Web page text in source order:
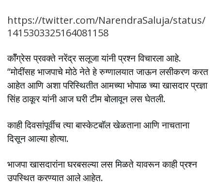
https://twitter.com/NarendraSaluja/status/
1415303325164081158
कॉँग्रेस प्रवक्ते नरेंद्र सलूजा यांनी प्रश्न विचारला आहे.
“मोदींसह भाजपाचे मोठे नेते हे रुग्णालयात जाऊन लसीकरण करत
आहेत आणि अशा परिस्थितीत आमच्या भोपाळ च्या खासदार प्रज्ञा
सिंह ठाकूर यांनी आज घरी टीम बोलावून लस घेतली.
काही दिवसांपूर्वीच त्या बास्केटबॉल खेळताना आणि नाचताना
दिसून आल्या होत्या.
भाजपा खासदारांना घरबसल्या लस मिळते यावरून काही प्रश्न
उपस्थित करण्यात आले आहेत.